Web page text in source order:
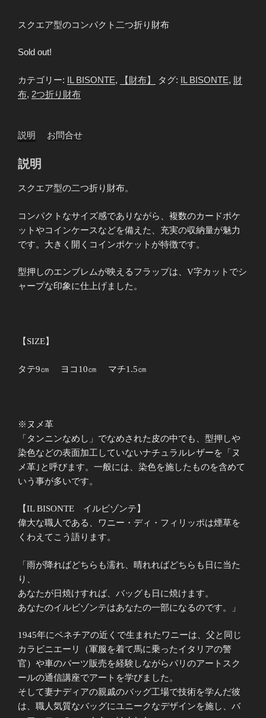
スクエア型のコンパクト二つ折り財布
Sold out!
カテゴリー: IL BISONTE, 【財布】 タグ: IL BISONTE, 財
布, 2つ折り財布
説明 お問合せ
説明
スクエア型の二つ折り財布。
コンパクトなサイズ感でありながら、複数のカードポケ
ットやコインケースなどを備えた、充実の収納量が魅力
です。大きく開くコインポケットが特徴です。
型押しのエンブレムが映えるフラップは、V字カットでシ
ャープな印象に仕上げました。
【SIZE】
タテ9㎝ ヨコ10㎝ マチ1.5㎝
※ヌメ革
「タンニンなめし」でなめされた皮の中でも、型押しや
染色などの表面加工していないナチュラルレザーを「ヌ
メ革｣と呼びます。一般には、染色を施したものを含めて
いう事が多いです。
【IL BISONTE イルビゾンテ】
偉大な職人である、ワニー・ディ・フィリッポは煙草を
くわえてこう語ります。
「雨が降ればどちらも濡れ、晴れればどちらも日に当た
り、
あなたが日焼けすれば、バッグも日に焼けます。
あなたのイルビゾンテはあなたの一部になるのです。」
1945年にベネチアの近くで生まれたワニーは、父と同じ
カラビニエーリ（軍服を着て馬に乗ったイタリアの警
官）や車のパーツ販売を経験しながらパリのアートスク
ールの通信講座でアートを学びました。
そして妻ナディアの親戚のバッグ工場で技術を学んだ彼
は、職人気質なバッグにユニークなデザインを施し、バ